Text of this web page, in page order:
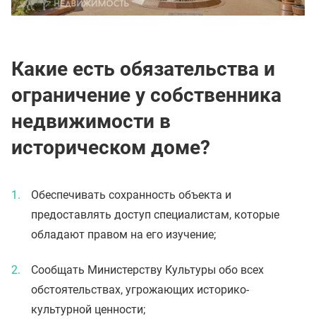
Какие есть обязательства и
ограничение у собственника
недвижимости в
историческом доме?
Обеспечивать сохранность объекта и
предоставлять доступ специалистам, которые
обладают правом на его изучение;
Сообщать Министерству Культуры обо всех
обстоятельствах, угрожающих историко-
культурной ценности;